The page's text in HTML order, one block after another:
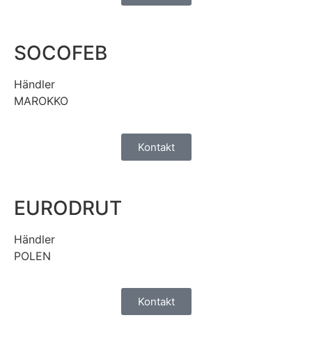
SOCOFEB
Händler
MAROKKO
Kontakt
EURODRUT
Händler
POLEN
Kontakt